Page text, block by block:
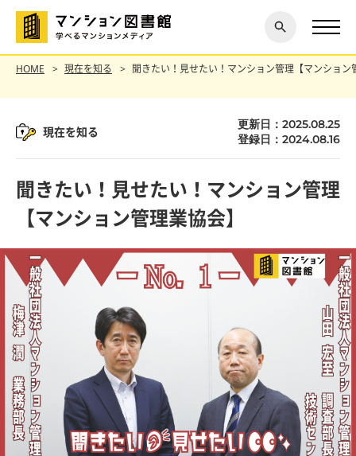
探す
閉じ
る
HOME 現在を知る 聞きたい！見せたい！マンション管理【マンション
現在を知る
更新日：2025.08.25
登録日：2024.08.16
聞きたい！見せたい！マンション管理
【マンション管理業協会】